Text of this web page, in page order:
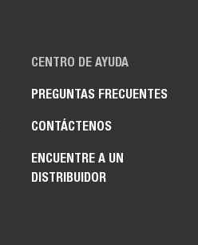
CENTRO DE AYUDA
PREGUNTAS FRECUENTES
CONTÁCTENOS
ENCUENTRE A UN
DISTRIBUIDOR